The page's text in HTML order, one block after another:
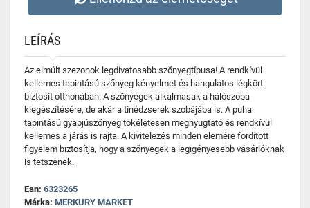
LEÍRÁS
Az elmúlt szezonok legdivatosabb szőnyegtípusa! A rendkívül
kellemes tapintású szőnyeg kényelmet és hangulatos légkört
biztosít otthonában. A szőnyegek alkalmasak a hálószoba
kiegészítésére, de akár a tinédzserek szobájába is. A puha
tapintású gyapjúszőnyeg tökéletesen megnyugtató és rendkívül
kellemes a járás is rajta. A kivitelezés minden elemére fordított
figyelem biztosítja, hogy a szőnyegek a legigényesebb vásárlóknak
is tetszenek.
Ean: 6323265
Márka: MERKURY MARKET